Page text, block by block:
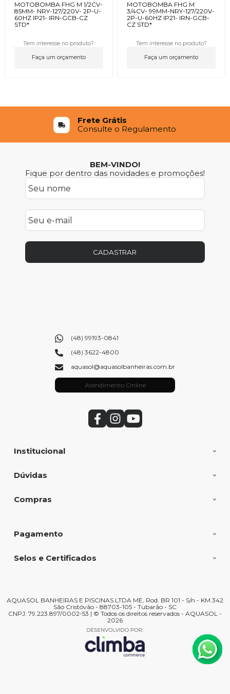
MOTOBOMBA FHG M 1/2CV-
85MM- NRY-127/220V- 2P-U-
60HZ IP21- IRN-GCB-CZ
STD*
Tem interesse no produto?
Faça um orçamento
MOTOBOMBA FHG M
3/4CV- 99MM-NRY-127/220V-
2P-U-60HZ IP21- IRN-GCB-
CZ STD*
Tem interesse no produto?
Faça um orçamento
Frete Grátis
Consulte o Regulamento
BEM-VINDO!
Fique por dentro das novidades e promoções!
CADASTRAR
Institucional
Dúvidas
Compras
(48) 99193-0841
(48) 3622-4800
aquasol@aquasolbanheiras.com.br
Atendimento Online
Pagamento
Selos e Certificados
AQUASOL BANHEIRAS E PISCINAS LTDA ME, Rod. BR 101 - S/n - KM 342
São Cristóvão - 88703-105 - Tubarão - SC
CNPJ: 79.223.897/0002-53 | © Todos os direitos reservados - AQUASOL -
2026